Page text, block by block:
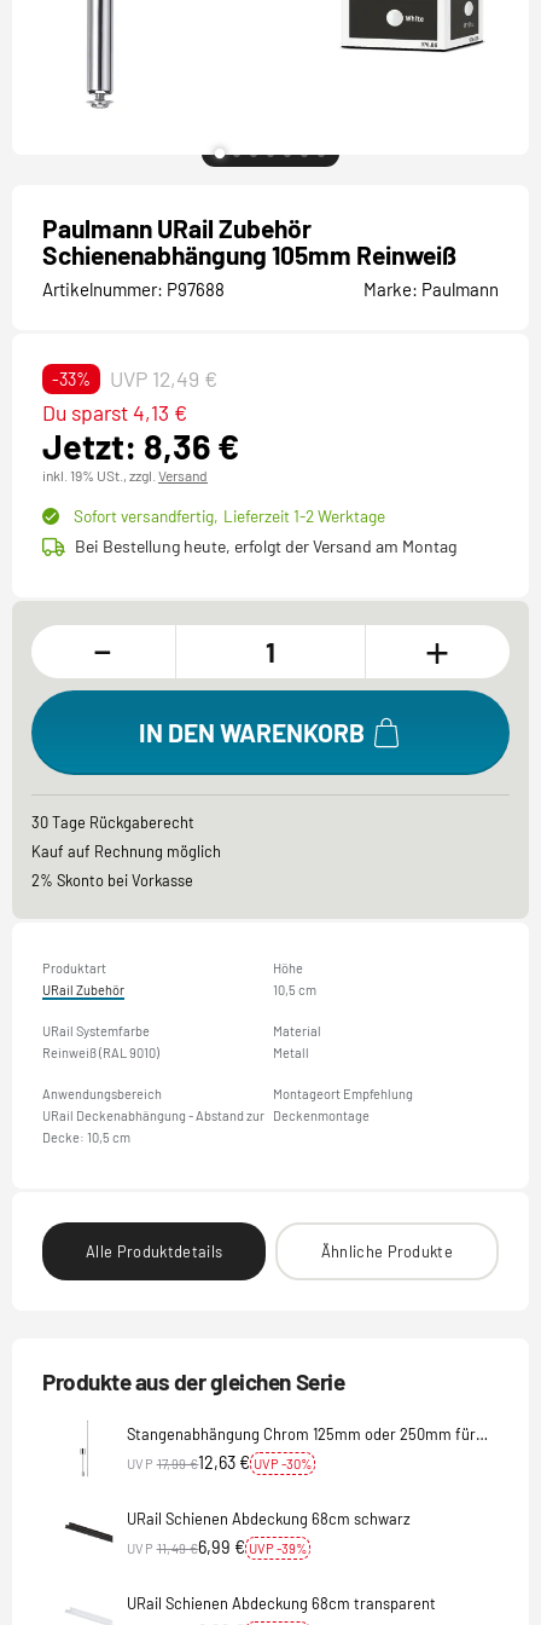
Paulmann URail Zubehör
Schienenabhängung 105mm Reinweiß
Artikelnummer: P97688 Marke: Paulmann
-33% UVP 12,49 €
Jetzt: 8,36 €
Du sparst 4,13 €
inkl. 19% USt., zzgl. Versand
Sofort versandfertig, Lieferzeit 1-2 Werktage
Bei Bestellung heute, erfolgt der Versand am Montag
- +
IN DEN WARENKORB
30 Tage Rückgaberecht
Kauf auf Rechnung möglich
2% Skonto bei Vorkasse
Produktart
URail Zubehör
Höhe
10,5 cm
URail Systemfarbe
Reinweiß (RAL 9010)
Material
Metall
Anwendungsbereich
URail Deckenabhängung - Abstand zur
Decke: 10,5 cm
Montageort Empfehlung
Deckenmontage
Alle Produktdetails Ähnliche Produkte
Produkte aus der gleichen Serie
Stangenabhängung Chrom 125mm oder 250mm für
URail Schienensystem
12,63 € UVP -30%
UVP 17,99 €
URail Schienen Abdeckung 68cm schwarz
6,99 € UVP -39%
UVP 11,49 €
URail Schienen Abdeckung 68cm transparent